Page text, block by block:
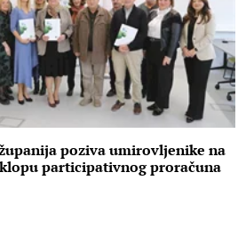
poziva umirovljenike na
participativnog proračuna